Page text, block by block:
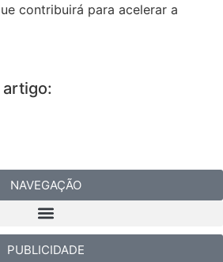
contribuirá para acelerar a
NAVEGAÇÃO
PUBLICIDADE